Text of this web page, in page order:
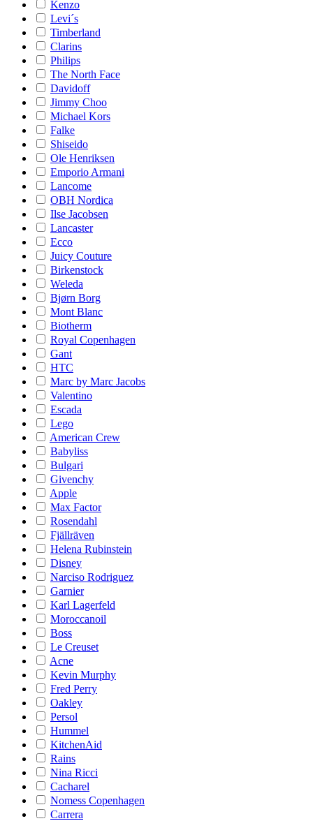
Kenzo
Levi´s
Timberland
Clarins
Philips
The North Face
Davidoff
Jimmy Choo
Michael Kors
Falke
Shiseido
Ole Henriksen
Emporio Armani
Lancome
OBH Nordica
Ilse Jacobsen
Lancaster
Ecco
Juicy Couture
Birkenstock
Weleda
Bjørn Borg
Mont Blanc
Biotherm
Royal Copenhagen
Gant
HTC
Marc by Marc Jacobs
Valentino
Escada
Lego
American Crew
Babyliss
Bulgari
Givenchy
Apple
Max Factor
Rosendahl
Fjällräven
Helena Rubinstein
Disney
Narciso Rodriguez
Garnier
Karl Lagerfeld
Moroccanoil
Boss
Le Creuset
Acne
Kevin Murphy
Fred Perry
Oakley
Persol
Hummel
KitchenAid
Rains
Nina Ricci
Cacharel
Nomess Copenhagen
Carrera